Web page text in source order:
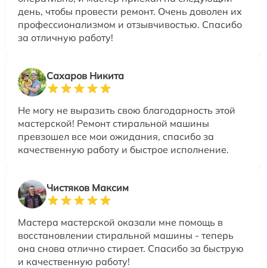
день, чтобы провести ремонт. Очень доволен их
профессионализмом и отзывчивостью. Спасибо
за отличную работу!
Сахаров Никита
Не могу не выразить свою благодарность этой
мастерской! Ремонт стиральной машины
превзошел все мои ожидания, спасибо за
качественную работу и быстрое исполнение.
Чистяков Максим
Мастера мастерской оказали мне помощь в
восстановлении стиральной машины - теперь
она снова отлично стирает. Спасибо за быструю
и качественную работу!